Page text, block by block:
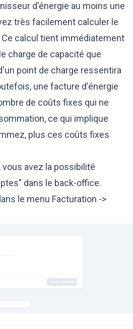
d'énergie au moins une
très facilement calculer le
calcul tient immédiatement
charge de capacité que
point de charge ressentira
une facture d'énergie
de coûts fixes qui ne
ce qui implique
plus ces coûts fixes
vous avez la possibilité
dans le back-office.
le menu Facturation ->